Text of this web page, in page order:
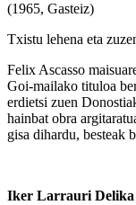
(1965, Gasteiz)
Txistu lehena eta
Felix Ascasso
Goi-mailako tituloa
erdietsi zuen
hainbat obra
gisa dihardu, besteak
Iker Larrauri Delika